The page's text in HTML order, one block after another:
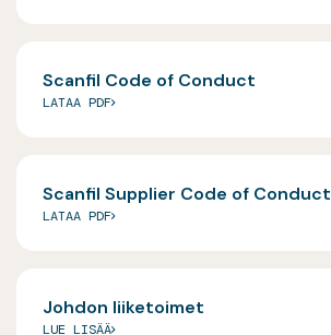
Scanfil Code of Conduct
LATAA PDF
Scanfil Supplier Code of Conduct
LATAA PDF
Johdon liiketoimet
LUE LISÄÄ